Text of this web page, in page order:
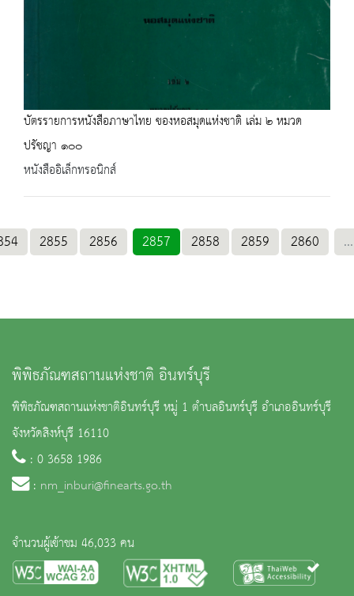
บัตรรายการหนังสือภาษาไทย ของหอสมุดแห่งชาติ เล่ม ๒ หมวด
ปรัชญา ๑๐๐
หนังสืออิเล็กทรอนิกส์
2855 2856 2857 2858 2859 2860 ...
พิพิธภัณฑสถานแห่งชาติ อินทร์บุรี
พิพิธภัณฑสถานแห่งชาติอินทร์บุรี หมู่ 1 ตำบลอินทร์บุรี อำเภออินทร์บุรี
จังหวัดสิงห์บุรี 16110
: 0 3658 1986
: nm_inburi@finearts.go.th
จำนวนผู้เข้าชม 46,033 คน